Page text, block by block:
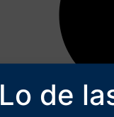
Lo de